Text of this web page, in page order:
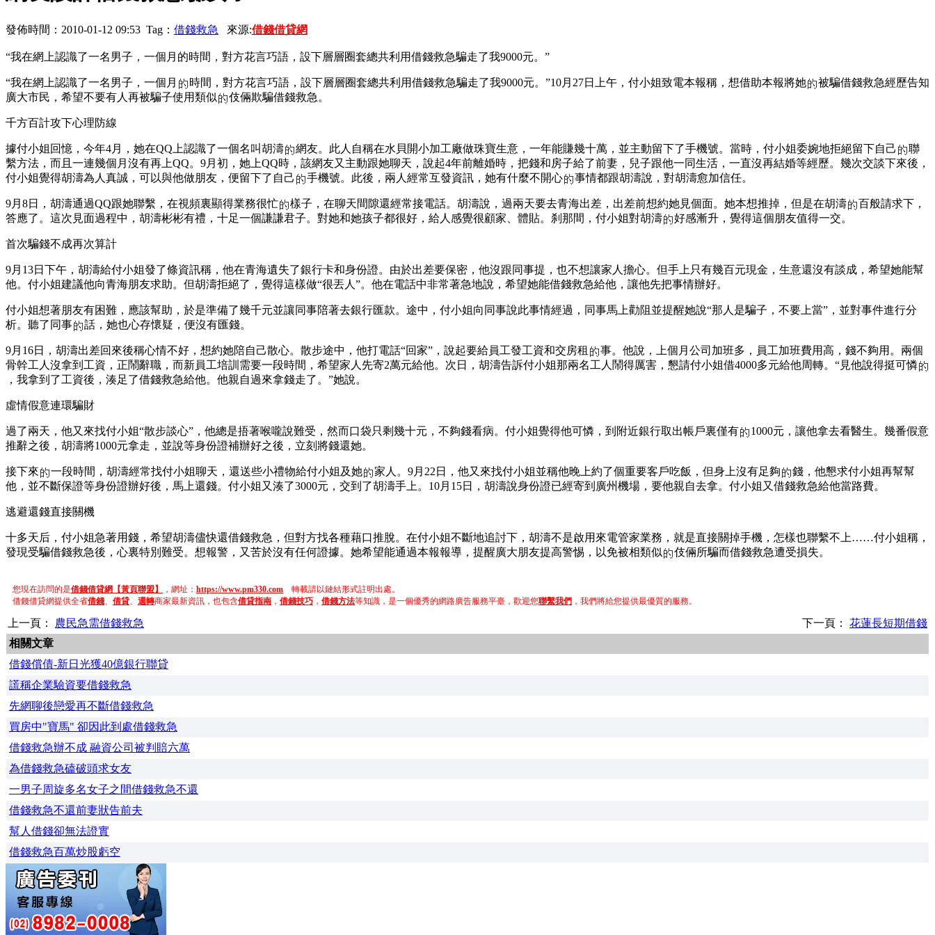
發佈時間：2010-01-12 09:53 Tag： 借錢救急 來源:借錢借貸網
“我在網上認識了一名男子，一個月的時間，對方花言巧語，設下層層圈套總共利用借錢救急騙走了我9000元。”
“我在網上認識了一名男子，一個月 時間，對方花言巧語，設下層層圈套總共利用借錢救急騙走了我9000元。”10月27日上午，付小姐致電本報稱，想借助本報將她
被騙借錢救急經歷告知
廣大市民，希望不要有人再被騙子使用類似
伎倆欺騙借錢救急。
千方百計攻下心理防線
據付小姐回憶，今年4月，她在QQ上認識了一個名叫胡濤 網友。此人自稱在水貝開小加工廠做珠寶生意，一年能賺幾十萬，並主動留下了手機號。當時，付小姐委婉地拒絕留下自己
聯
繫方法，而且一連幾個月沒有再上QQ。9月初，她上QQ時，該網友又主動跟她聊天，說起4年前離婚時，把錢和房子給了前妻，兒子跟他一同生活，一直沒再結婚等經歷。幾次交談下來後，
付小姐覺得胡濤為人真誠，可以與他做朋友，便留下了自己
手機號。此後，兩人經常互發資訊，她有什麼不開心 事情都跟胡濤說，對胡濤愈加信任。
9月8日，胡濤通過QQ跟她聯繫，在視頻裏顯得業務很忙 樣子，在聊天間隙還經常接電話。胡濤說，過兩天要去青海出差，出差前想約她見個面。她本想推掉，但是在胡濤
百般請求下，
答應了。這次見面過程中，胡濤彬彬有禮，十足一個謙謙君子。對她和她孩子都很好，給人感覺很顧家、體貼。刹那間，付小姐對胡濤
好感漸升，覺得這個朋友值得一交。
首次騙錢不成再次算計
9月13日下午，胡濤給付小姐發了條資訊稱，他在青海遺失了銀行卡和身份證。由於出差要保密，他沒跟同事提，也不想讓家人擔心。但手上只有幾百元現金，生意還沒有談成，希望她能幫
他。付小姐建議他向青海朋友求助。但胡濤拒絕了，覺得這樣做“很丟人”。他在電話中非常著急地說，希望她能借錢救急給他，讓他先把事情辦好。
付小姐想著朋友有困難，應該幫助，於是準備了幾千元並讓同事陪著去銀行匯款。途中，付小姐向同事說此事情經過，同事馬上勸阻並提醒她說“那人是騙子，不要上當”，並對事件進行分
析。聽了同事
話，她也心存懷疑，便沒有匯錢。
9月16日，胡濤出差回來後稱心情不好，想約她陪自己散心。散步途中，他打電話“回家”，說起要給員工發工資和交房租
事。他說，上個月公司加班多，員工加班費用高，錢不夠用。兩個
骨幹工人沒拿到工資，正鬧辭職，而新員工培訓需要一段時間，希望家人先寄2萬元給他。次日，胡濤告訴付小姐那兩名工人鬧得厲害，懇請付小姐借4000多元給他周轉。“見他說得挺可憐
，我拿到了工資後，湊足了借錢救急給他。他親自過來拿錢走了。”她說。
虛情假意連環騙財
過了兩天，他又來找付小姐“散步談心”，他總是捂著喉嚨說難受，然而口袋只剩幾十元，不夠錢看病。付小姐覺得他可憐，到附近銀行取出帳戶裏僅有
1000元，讓他拿去看醫生。幾番假意
推辭之後，胡濤將1000元拿走，並說等身份證補辦好之後，立刻將錢還她。
接下來 一段時間，胡濤經常找付小姐聊天，還送些小禮物給付小姐及她 家人。9月22日，他又來找付小姐並稱他晚上約了個重要客戶吃飯，但身上沒有足夠
錢，他懇求付小姐再幫幫
他，並不斷保證等身份證辦好後，馬上還錢。付小姐又湊了3000元，交到了胡濤手上。10月15日，胡濤說身份證已經寄到廣州機場，要他親自去拿。付小姐又借錢救急給他當路費。
逃避還錢直接關機
十多天后，付小姐急著用錢，希望胡濤儘快還借錢救急，但對方找各種藉口推脫。在付小姐不斷地追討下，胡濤不是啟用來電管家業務，就是直接關掉手機，怎樣也聯繫不上……付小姐稱，
發現受騙借錢救急後，心裏特別難受。想報警，又苦於沒有任何證據。她希望能通過本報報導，提醒廣大朋友提高警惕，以免被相類似
伎倆所騙而借錢救急遭受損失。
您現在訪問的是借錢借貸網【黃頁聯盟】 ，網址： https://www.pm330.com 轉載請以鏈結形式註明出處。
借錢借貸網提供全省借錢、 借貸、 週轉商家最新資訊，也包含借貸指南 ， 借錢技巧 ， 借錢方法等知識，是一個優秀的網路廣告服務平臺，歡迎您聯繫我們 ，我們將給您提供最優質的服務。
上一頁： 農民急需借錢救急 下一頁： 花蓮長短期借錢
相關文章
借錢償債-新日光獲40億銀行聯貸
謊稱企業驗資要借錢救急
先網聊後戀愛再不斷借錢救急
買房中"寶馬" 卻因此到處借錢救急
借錢救急辦不成 融資公司被判賠六萬
為借錢救急磕破頭求女友
一男子周旋多名女子之間借錢救急不還
借錢救急不還前妻狀告前夫
幫人借錢卻無法證實
借錢救急百萬炒股虧空